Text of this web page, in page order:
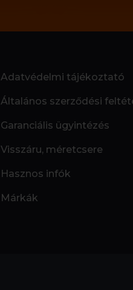
Adatvédelmi tájékoztató
Általános szerződési
Garanciális ügyintézés
Visszáru, méretcsere
Hasznos infók
Márkák